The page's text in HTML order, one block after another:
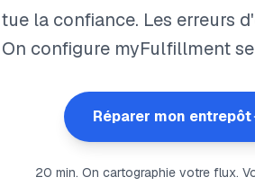
la confiance. Les erreurs
configure myFulfillment
Réparer mon entrepôt
20 min. On cartographie votre flux.